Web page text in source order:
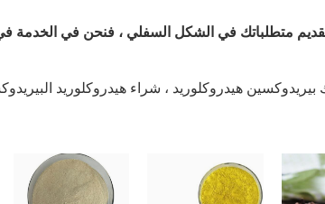
تقديم متطلباتك في الشكل السفلي ، فنحن في الخدمة
هيدروكلوريد ، شراء هيدروكلوريد